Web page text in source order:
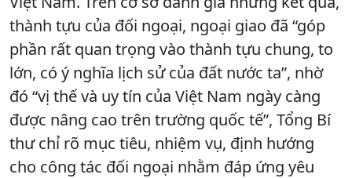
thành tựu của đối ngoại, ngoại giao đã “góp
phần rất quan trọng vào thành tựu chung, to
lớn, có ý nghĩa lịch sử của đất nước ta”, nhờ
đó “vị thế và uy tín của Việt Nam ngày càng
được nâng cao trên trường quốc tế”, Tổng Bí
thư chỉ rõ mục tiêu, nhiệm vụ, định hướng
cho công tác đối ngoại nhằm đáp ứng yêu